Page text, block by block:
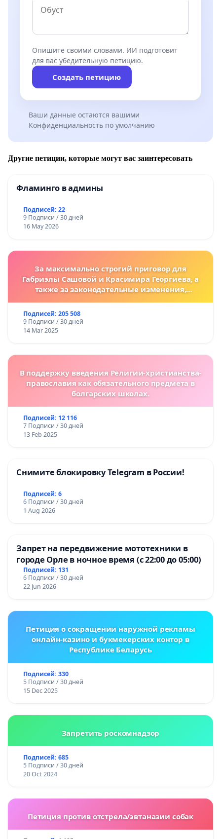
Опишите своими словами. ИИ подготовит
для вас убедительную петицию.
Создать петицию
Ваши данные остаются вашими
Конфиденциальность по умолчанию
Другие петиции, которые могут вас заинтересовать
Фламинго в админы
Подписей: 22
9 Подписи / 30 дней
16 May 2026
За максимально строгий приговор для
Габриэлы Сашовой и Красимира Георгиева, а
также за законодательные изменения,
за преступления против животных!
Подписей: 205 508
9 Подписи / 30 дней
14 Mar 2025
В поддержку введения Религии-христианства-
православия как обязательного предмета в
болгарских школах.
Подписей: 12 116
7 Подписи / 30 дней
13 Feb 2025
Снимите блокировку Telegram в России!
Подписей: 6
6 Подписи / 30 дней
1 Aug 2026
Запрет на передвижение мототехники в
городе Орле в ночное время (с 22:00 до 05:00)
Подписей: 131
6 Подписи / 30 дней
22 Jun 2026
Петиция о сокращении наружной рекламы
онлайн-казино и букмекерских контор в
Республике Беларусь
Подписей: 330
5 Подписи / 30 дней
15 Dec 2025
Запретить роскомнадзор
Подписей: 685
5 Подписи / 30 дней
20 Oct 2024
Петиция против отстрела/эвтаназии собак